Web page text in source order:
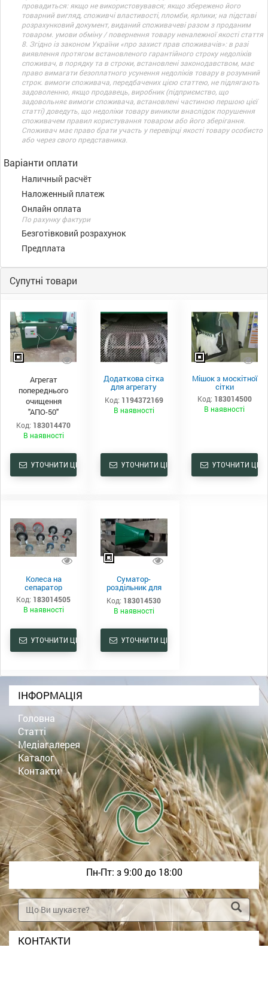
провадиться: якщо не використовувався; якщо збережено його
товарний вигляд, споживчі властивості, пломби, ярлики; на підставі
розрахунковий документ, виданий споживачеві разом з проданим
товаром. умови обміну / повернення товару неналежної якості стаття
8. Згідно із законом України «про захист прав споживачів»: в разі
виявлення протягом встановленого гарантійного строку недоліків
споживач, в порядку та в строки, встановлені законодавством, має
право вимагати безоплатного усунення недоліків товару в розумний
строк. вимоги споживача, передбачених цією статтею, не підлягають
задоволенню, якщо продавець, виробник (підприємство, що
задовольняє вимоги споживача, встановлені частиною першою цієї
статті) доведуть, що недоліки товару виникли внаслідок порушення
споживачем правил користування товаром або його зберігання.
Споживач має право брати участь у перевірці якості товару особисто
або через свого представника.
Варіанти оплати
Наличный расчёт
Наложенный платеж
Онлайн оплата
По рахунку фактури
Безготівковий розрахунок
Предплата
Супутні товари
Агрегат
попереднього
очищення
"АПО-50"
Код: 183014470
В наявності
УТОЧНИТИ ЦІНУ
Додаткова сітка
для агрегату
попереднього
очищення
Код: 1194372169
В наявності
УТОЧНИТИ ЦІНУ
Мішок з москітної
сітки
Код: 183014500
В наявності
УТОЧНИТИ ЦІНУ
Колеса на
сепаратор
Код: 183014505
В наявності
УТОЧНИТИ ЦІНУ
Суматор-
роздільник для
зерна
Код: 183014530
В наявності
УТОЧНИТИ ЦІНУ
ІНФОРМАЦІЯ
Головна
Статті
Медіагалерея
Каталог
Контакти
Пн-Пт: з 9:00 до 18:00
КОНТАКТИ